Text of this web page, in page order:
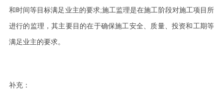
和时间等目标满足业主的要求;施工监理是在施工阶段对施工项目所
进行的监理，其主要目的在于确保施工安全、质量、投资和工期等
满足业主的要求。
补充：